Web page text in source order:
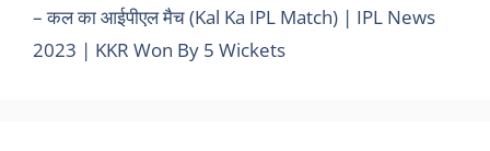
– कल का आईपीएल मैच (Kal Ka IPL Match) | IPL News
2023 | KKR Won By 5 Wickets